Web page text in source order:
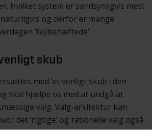
Hvilket system er sandsynligvis mest
naturligvis og derfor er mange
’fejlbehæftede’.
skub
med ’et venligt skub i den
skal hjælpe os med at undgå at
valg. Valg-arkitektur kan
det ’rigtige’ og rationelle valg også
Et nudge skal være